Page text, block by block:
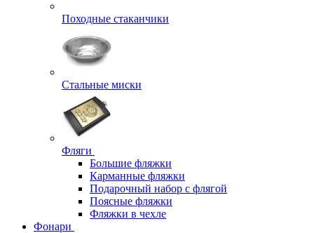
Походные стаканчики
Стальные миски
Фляги
Большие фляжки
Карманные фляжки
Подарочный набор с флягой
Поясные фляжки
Фляжки в чехле
Фонари